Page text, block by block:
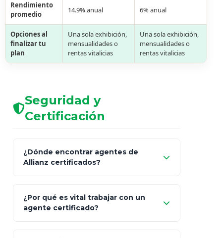
Rendimiento
promedio
14.9% anual 6% anual
Opciones al
finalizar tu
plan
Una sola exhibición,
mensualidades o
rentas vitalicias
Una sola exhibición,
mensualidades o
rentas vitalicias
Seguridad y
Certificación
¿Dónde encontrar agentes de
Allianz certificados?
Seguros y Fianzas (CNSF)
netWorth
¿Por qué es vital trabajar con un
agente certificado?